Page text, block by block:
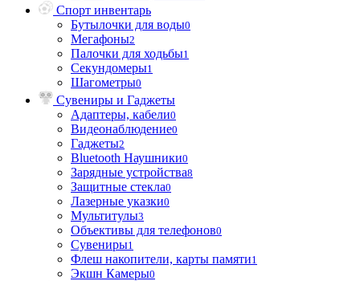
Спорт инвентарь
Бутылочки для воды0
Мегафоны2
Палочки для ходьбы1
Секундомеры1
Шагометры0
Сувениры и Гаджеты
Адаптеры, кабели0
Видеонаблюдение0
Гаджеты2
Bluetooth Наушники0
Зарядные устройства8
Защитные стекла0
Лазерные указки0
Мультитулы3
Объективы для телефонов0
Сувениры1
Флеш накопители, карты памяти1
Экшн Камеры0